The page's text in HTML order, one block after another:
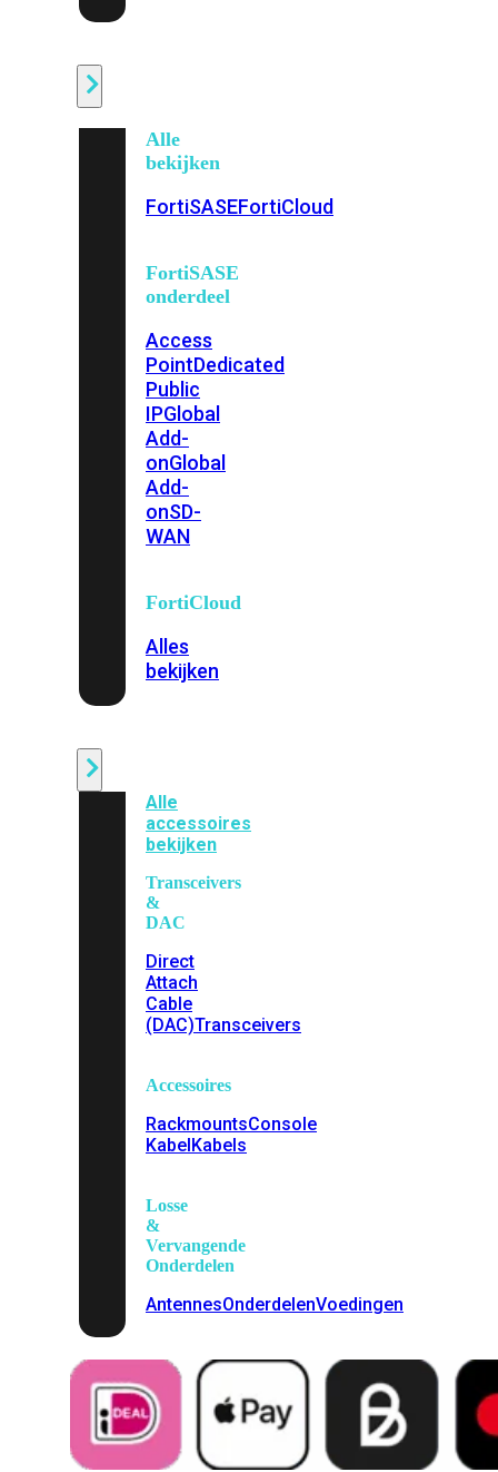
Alle
bekijken
FortiSASEFortiCloud
FortiSASE
onderdeel
Access
PointDedicated
Public
IPGlobal
Add-
onGlobal
Add-
onSD-
WAN
FortiCloud
Alles
bekijken
Alle
accessoires
bekijken
Transceivers
&
DAC
Direct
Attach
Cable
(DAC)Transceivers
Accessoires
RackmountsConsole
KabelKabels
Losse
&
Vervangende
Onderdelen
AntennesOnderdelenVoedingen